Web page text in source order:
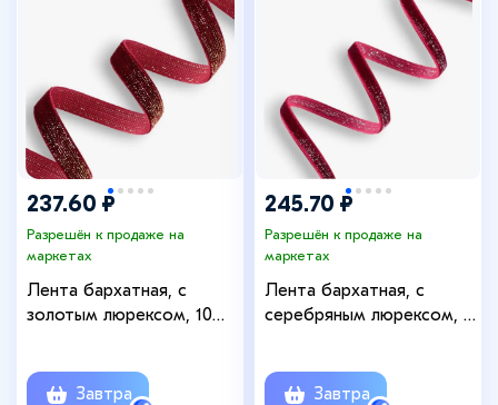
237.60 ₽
Разрешён к продаже на
маркетах
Лента бархатная, с
золотым люрексом, 10
Завтра
245.70 ₽
Разрешён к продаже на
маркетах
Лента бархатная, с
серебряным люрексом, 6
Завтра